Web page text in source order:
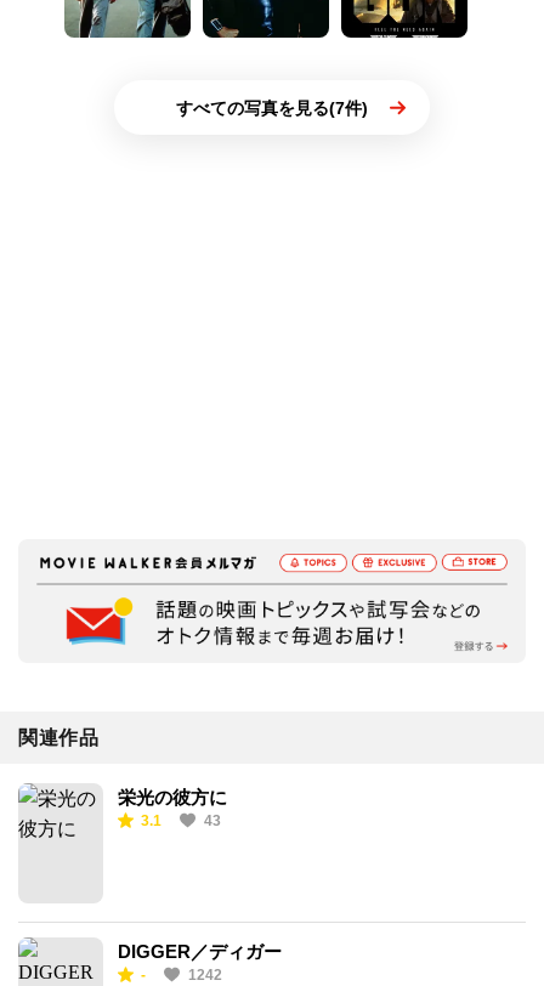
すべての写真を見る(7件)
関連作品
栄光の彼方に
3.1 43
DIGGER／ディガー
- 1242